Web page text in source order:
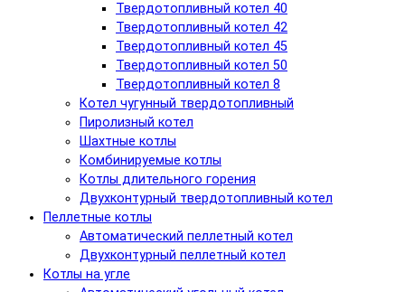
Твердотопливный котел 40
Твердотопливный котел 42
Твердотопливный котел 45
Твердотопливный котел 50
Твердотопливный котел 8
Котел чугунный твердотопливный
Пиролизный котел
Шахтные котлы
Комбинируемые котлы
Котлы длительного горения
Двухконтурный твердотопливный котел
Пеллетные котлы
Автоматический пеллетный котел
Двухконтурный пеллетный котел
Котлы на угле